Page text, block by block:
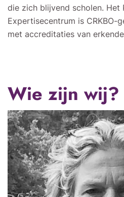
die zich blijvend scholen. Het
Expertisecentrum is CRKBO-
met accreditaties van
Wie zijn wij?